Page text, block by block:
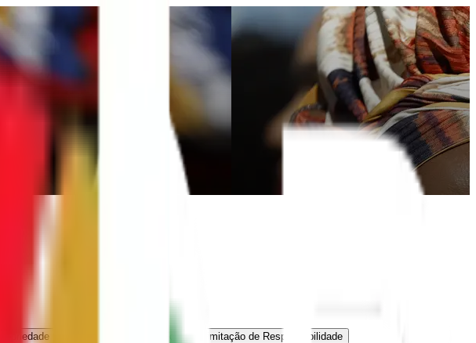
Propriedade Intelectual e Citação de Fonte
Limitação de Responsabilidade